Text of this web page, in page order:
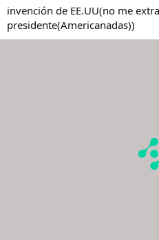
invención de EE.UU(no me
presidente(Americanadas))